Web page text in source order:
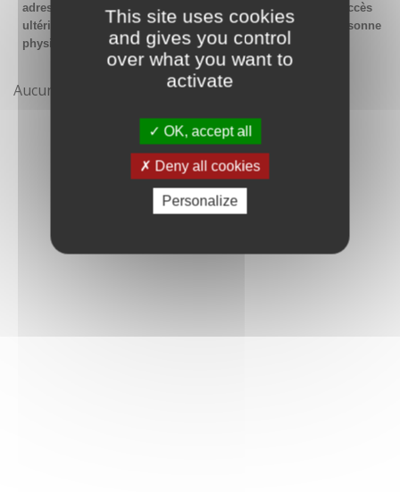
This site uses cookies
and gives you control
over what you want to
activate
OK, accept all
Deny all cookies
Personalize
adresse email générique de l'organisme afin de garantir l'accès
ultérieur au compte même en cas de changement de la personne
physique gestionnaire.
Aucune démarche pour le moment